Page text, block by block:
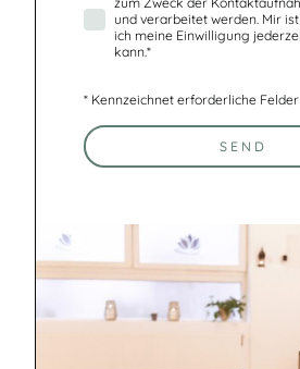
und verarbeitet werden. Mir
ich meine Einwilligung
kann.*
* Kennzeichnet erforderliche Felder
SEND